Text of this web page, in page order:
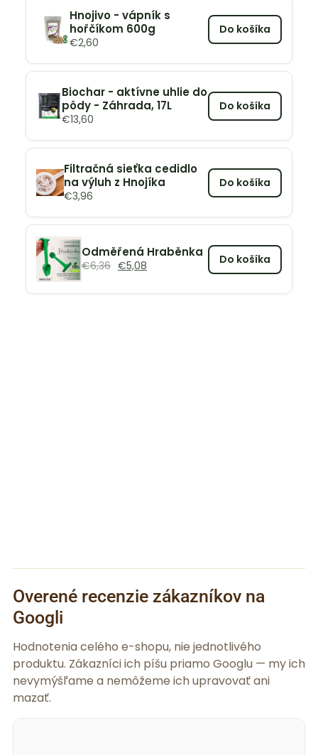
Hnojivo - vápník s
hořčíkom 600g
€2,60
Do košíka
Biochar - aktívne uhlie do
pôdy - Záhrada, 17L
€13,60
Do košíka
Filtračná sieťka cedidlo
na výluh z Hnojíka
€3,96
Do košíka
Odměřená Hraběnka
€6,36 €5,08 Do košíka
Overené recenzie zákazníkov na
Googli
Hodnotenia celého e-shopu, nie jednotlivého
produktu. Zákazníci ich píšu priamo Googlu — my ich
nevymýšľame a nemôžeme ich upravovať ani
mazať.